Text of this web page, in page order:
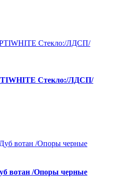
Стекло:/ЛДСП/
вотан /Опоры черные